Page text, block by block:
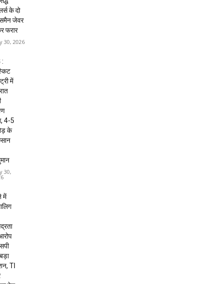
के दो
जेवर
फरार
30, 2026
:
में
4-5
के
30,
में
TI